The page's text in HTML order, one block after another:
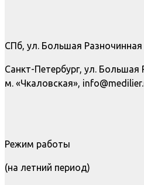
СПб, ул. Большая Разночинная
Санкт-Петербург, ул. Большая
м. «Чкаловская»,
Режим работы
(на летний период)